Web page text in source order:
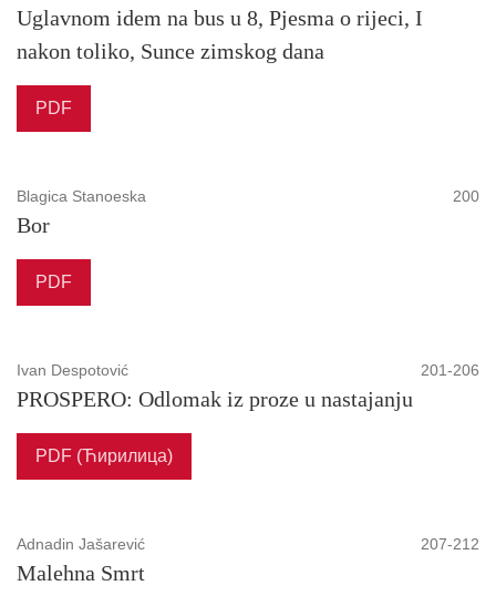
Uglavnom idem na bus u 8, Pjesma o rijeci, I
nakon toliko, Sunce zimskog dana
PDF
Blagica Stanoeska 200
Bor
PDF
Ivan Despotović 201-206
PROSPERO: Odlomak iz proze u nastajanju
PDF (Ћирилица)
Adnadin Jašarević 207-212
Malehna Smrt